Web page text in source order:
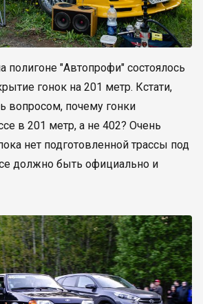
полигоне "Автопрофи" состоялось
гонок на 201 метр. Кстати,
вопросом, почему гонки
в 201 метр, а не 402? Очень
нет подготовленной трассы под
должно быть официально и